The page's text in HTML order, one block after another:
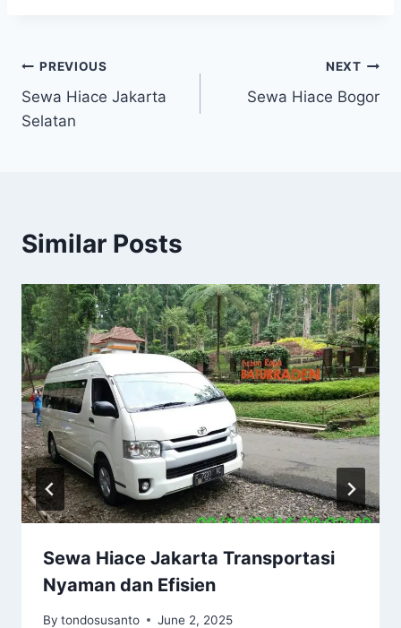
Post
navigation
PREVIOUS
Sewa Hiace Jakarta
Selatan
NEXT
Sewa Hiace Bogor
Similar Posts
Sewa Hiace Jakarta Transportasi
Nyaman dan Efisien
By tondosusanto June 2, 2025